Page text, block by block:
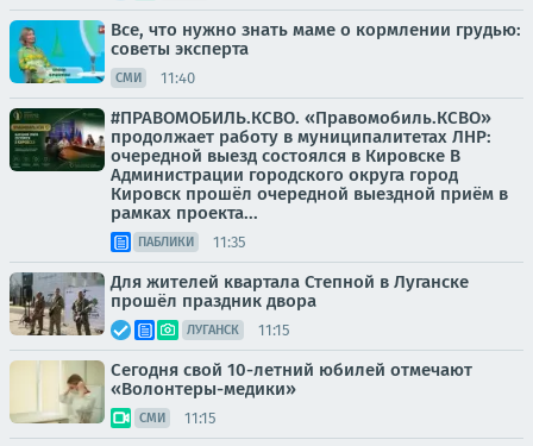
Все, что нужно знать маме о кормлении грудью:
советы эксперта
СМИ 11:40
#ПРАВОМОБИЛЬ.КСВО. «Правомобиль.КСВО»
продолжает работу в муниципалитетах ЛНР:
очередной выезд состоялся в Кировске В
Администрации городского округа город
Кировск прошёл очередной выездной приём в
рамках проекта...
ПАБЛИКИ 11:35
Для жителей квартала Степной в Луганске
прошёл праздник двора
ЛУГАНСК 11:15
Сегодня свой 10-летний юбилей отмечают
«Волонтеры-медики»
СМИ 11:15